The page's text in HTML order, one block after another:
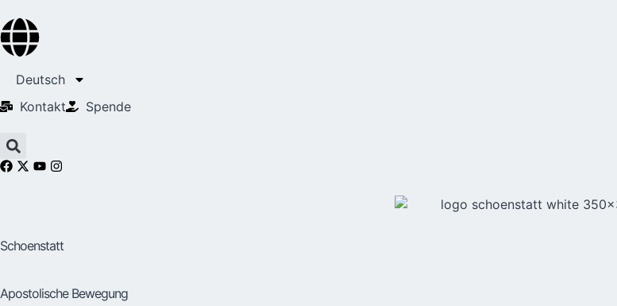
Deutsch
Kontakt
Spende
Schoenstatt
Apostolische Bewegung